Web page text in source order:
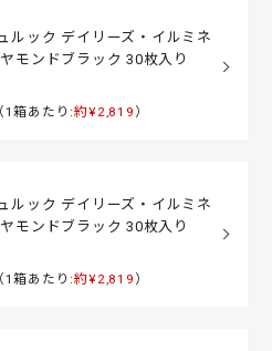
ルック デイリーズ・イルミネ
モンドブラック 30枚入り
1箱あたり:約¥2,819 ）
ルック デイリーズ・イルミネ
モンドブラック 30枚入り
1箱あたり:約¥2,819 ）